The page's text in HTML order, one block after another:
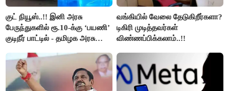
குட் நியூஸ்..!! இனி அரசு
பேருந்துகளில் ரூ.10-க்கு ‘பயணி’
குடிநீர் பாட்டில் - தமிழக அரசு
வங்கியில் வேலை தேடுகிறீர்களா?
டிகிரி முடித்தவர்கள்
விண்ணப்பிக்கலாம்..!!